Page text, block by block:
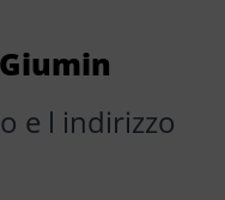
e l indirizzo